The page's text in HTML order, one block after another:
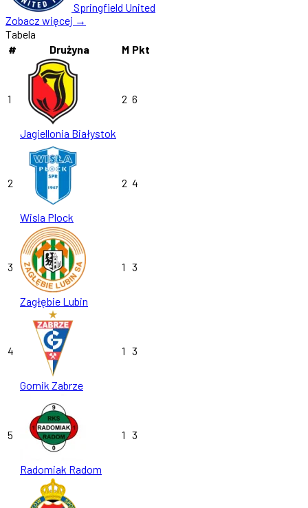
Springfield United
Zobacz więcej →
Tabela
#
Drużyna M Pkt
1
Jagiellonia Białystok
2 6
2
Wisla Plock
2 4
3
Zagłębie Lubin
1 3
4
Gornik Zabrze
1 3
5
Radomiak Radom
1 3